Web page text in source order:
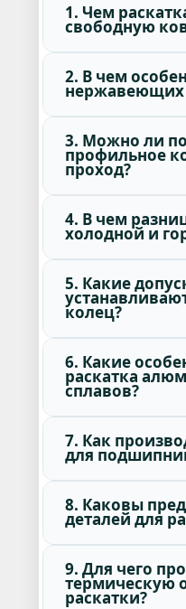
1. Чем
свободную
2. В чем
нержавеющих
3. Можно ли
профильное
проход?
4. В чем
холодной и
5. Какие
колец?
6. Какие
раскатка
сплавов?
7. Как
для
8. Каковы
деталей для
9. Для чего
термическую
раскатки?